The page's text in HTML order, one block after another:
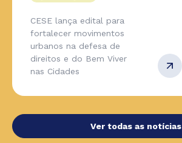
CESE lança edital para
fortalecer movimentos
urbanos na defesa de
direitos e do Bem Viver
nas Cidades
Ver todas as notícias